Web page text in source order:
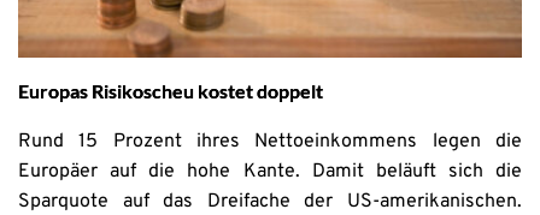
Europas Risikoscheu kostet doppelt
Rund 15 Prozent ihres Nettoeinkommens legen die
Europäer auf die hohe Kante. Damit beläuft sich die
Sparquote auf das Dreifache der US-amerikanischen.